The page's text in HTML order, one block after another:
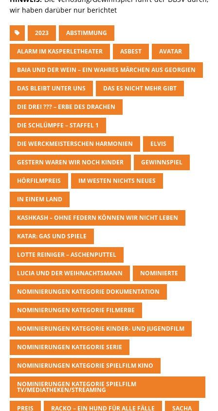
wir haben darüber nur berichtet
2023 ABSTIMMUNG
ALARM IM KASPERLETHEATER ASBEST AVATAR
BAIA UND DER WEIN – EIN WAHRES MÄRCHEN AUS GEORGIEN
DAS BLEIBT UNTER UNS DAS ES NICHT MEHR GIBT
DIE DREI ??? – ERBE DES DRACHEN
DIE SCHLÜMPFE – STAFFEL 1
DIE WERCKMEISTERSCHEN HARMONIEN ELVIS
GESTERN WAREN WIR NOCH KINDER GEWINNSPIEL
HÖRFILMPREIS IM WESTEN NICHTS NEUES
IN EINEM LAND
KASHKASH – OHNE FEDERN KÖNNEN WIR NICHT LEBEN
KATAR: GAS UND SPIELE
LOTTE REINIGER – ASCHENPUTTEL
LUCIA UND DER WEIHNACHTSMANN NOMINIERTE
NOMINIERUNGEN KATEGORIE DOKUMENTATION
NOMINIERUNGEN KATEGORIE FILMERBE
NOMINIERUNGEN KATEGORIE KINDER- UND JUGENDFILM
NOMINIERUNGEN KATEGORIE SERIE
NOMINIERUNGEN KATEGORIE SPIELFILM KINO
NOMINIERUNGEN KATEGORIE SPIELFILM
TV/MEDIATHEKEN/STREAMING
PREIS RACKO – EIN HUND FÜR ALLE FÄLLE SACHA